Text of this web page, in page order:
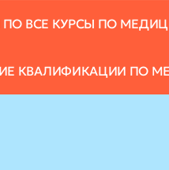
ПО ВСЕ КУРСЫ ПО
КВАЛИФИКАЦИИ ПО